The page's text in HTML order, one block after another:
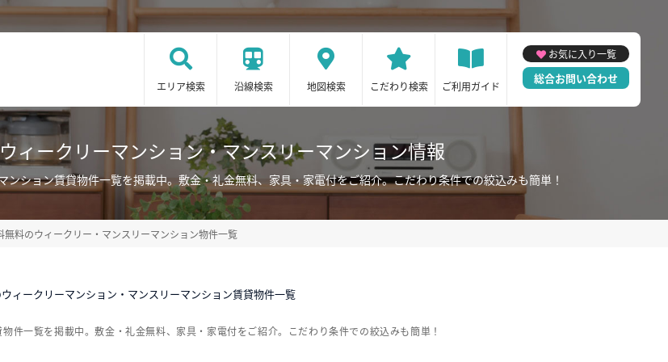
エリア検索 沿線検索 地図検索 こだわり検索 ご利用ガイド
お気に入り一覧
総合お問い合わせ
ィークリーマンション・マンスリーマンション情報
ション賃貸物件一覧を掲載中。敷金・礼金無料、家具・家電付をご紹介。こだわり条件での絞込みも簡単！
無料のウィークリー・マンスリーマンション物件一覧
ィークリーマンション・マンスリーマンション賃貸物件一覧
一覧を掲載中。敷金・礼金無料、家具・家電付をご紹介。こだわり条件での絞込みも簡単！